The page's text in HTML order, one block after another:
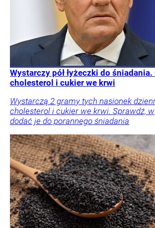
Wystarczy pół łyżeczki do śniadania.
cholesterol i cukier we krwi
Wystarczą 2 gramy tych nasionek
cholesterol i cukier we krwi. Sprawdź,
dodać je do porannego śniadania